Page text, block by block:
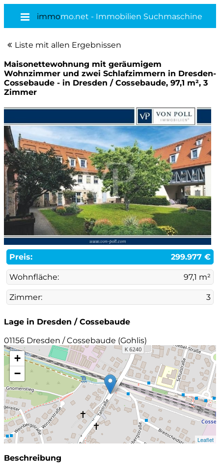
immomo.net - Immobilien Suchmaschine
Liste mit allen Ergebnissen
Maisonettewohnung mit geräumigem
Wohnzimmer und zwei Schlafzimmern in Dresden-
Cossebaude - in Dresden / Cossebaude, 97,1 m², 3
Zimmer
Preis: 299.977 €
Wohnfläche: 97,1 m²
Zimmer: 3
Lage in Dresden / Cossebaude
01156 Dresden / Cossebaude (Gohlis)
+
−
Leaflet
Beschreibung